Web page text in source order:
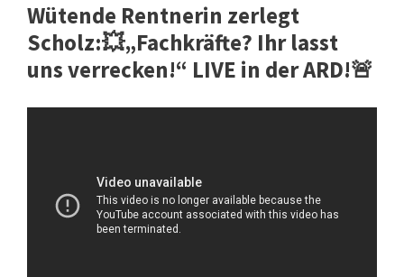
Wütende Rentnerin zerlegt
Scholz:💥„Fachkräfte? Ihr lasst
uns verrecken!“ LIVE in der ARD!🚨